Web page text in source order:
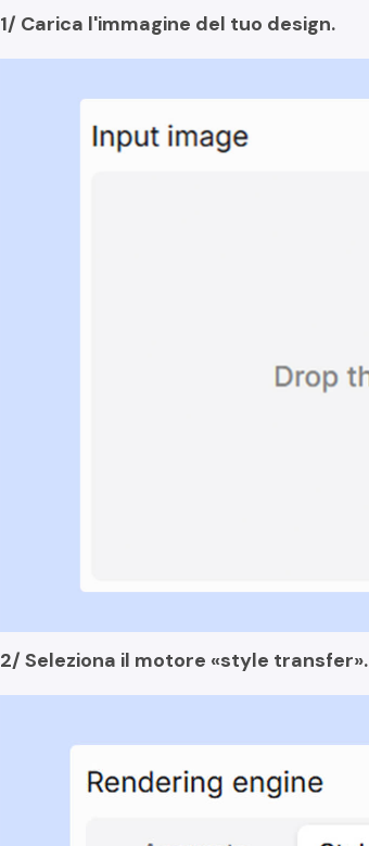
1/ Carica l'immagine del tuo design.
2/ Seleziona il motore «style transfer».